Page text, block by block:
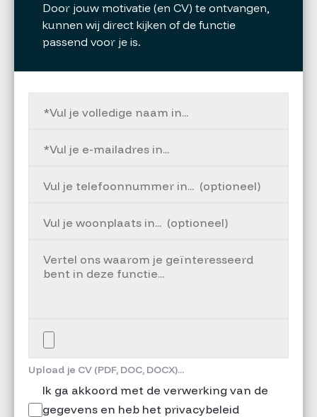
Door jouw motivatie (en CV) te ontvangen,
kunnen wij direct kijken of de functie
passend voor je is.
Upload je CV (PDF, DOC, DOCX)...
Ik ga akkoord met de verwerking van de
gegevens en heb het privacybeleid